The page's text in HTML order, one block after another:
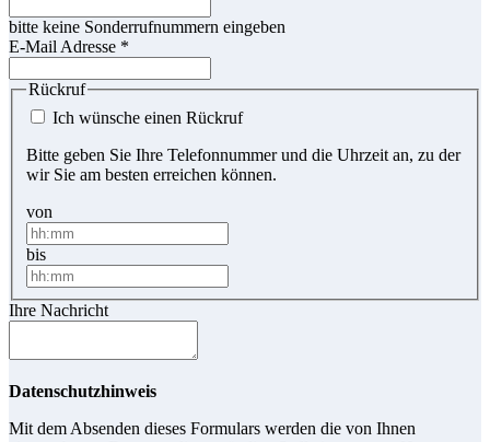
bitte keine Sonderrufnummern eingeben
E-Mail Adresse *
Rückruf
Ich wünsche einen Rückruf
Bitte geben Sie Ihre Telefonnummer und die Uhrzeit an, zu der
wir Sie am besten erreichen können.
von
bis
Ihre Nachricht
Datenschutzhinweis
Mit dem Absenden dieses Formulars werden die von Ihnen